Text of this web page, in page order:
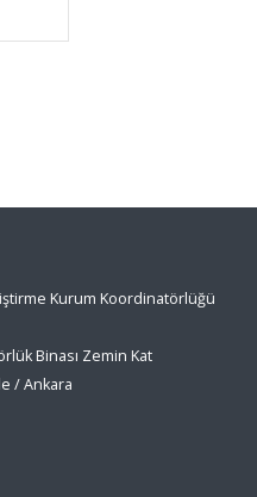
Kurum Koordinatörlüğü
Binası Zemin Kat
/ Ankara